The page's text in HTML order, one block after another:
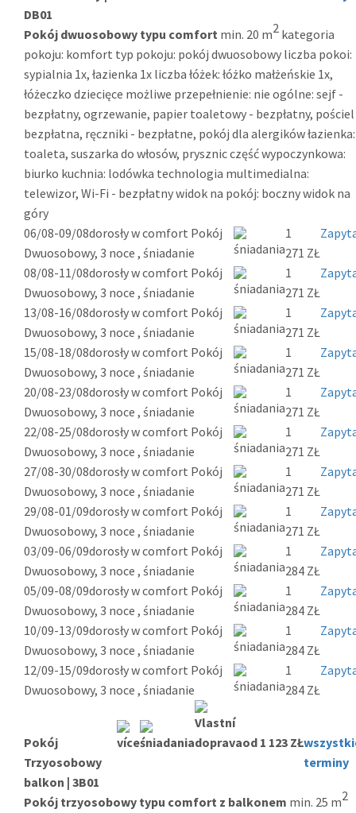
DB01
Pokój dwuosobowy typu comfort min. 20 m2 kategoria
pokoju: komfort typ pokoju: pokój dwuosobowy liczba pokoi:
sypialnia 1x, łazienka 1x liczba łóżek: łóżko małżeńskie 1x,
łóżeczko dziecięce możliwe przepełnienie: nie ogólne: sejf -
bezpłatny, ogrzewanie, papier toaletowy - bezpłatny,
bezpłatna, ręczniki - bezpłatne, pokój dla alergików łazienka:
toaleta, suszarka do włosów, prysznic część wypoczynkowa:
biurko kuchnia: lodówka technologia multimedialna:
telewizor, Wi-Fi - bezpłatny widok na pokój: boczny widok na
góry
06/08-09/08dorosły w comfort Pokój
Dwuosobowy, 3 noce , śniadanie
1
271 ZŁ
08/08-11/08dorosły w comfort Pokój
Dwuosobowy, 3 noce , śniadanie
1
271 ZŁ
13/08-16/08dorosły w comfort Pokój
Dwuosobowy, 3 noce , śniadanie
1
271 ZŁ
15/08-18/08dorosły w comfort Pokój
Dwuosobowy, 3 noce , śniadanie
1
271 ZŁ
20/08-23/08dorosły w comfort Pokój
Dwuosobowy, 3 noce , śniadanie
1
271 ZŁ
22/08-25/08dorosły w comfort Pokój
Dwuosobowy, 3 noce , śniadanie
1
271 ZŁ
27/08-30/08dorosły w comfort Pokój
Dwuosobowy, 3 noce , śniadanie
1
271 ZŁ
29/08-01/09dorosły w comfort Pokój
Dwuosobowy, 3 noce , śniadanie
1
271 ZŁ
03/09-06/09dorosły w comfort Pokój
Dwuosobowy, 3 noce , śniadanie
1
284 ZŁ
05/09-08/09dorosły w comfort Pokój
Dwuosobowy, 3 noce , śniadanie
1
284 ZŁ
10/09-13/09dorosły w comfort Pokój
Dwuosobowy, 3 noce , śniadanie
1
284 ZŁ
12/09-15/09dorosły w comfort Pokój
Dwuosobowy, 3 noce , śniadanie
1
284 ZŁ
Pokój
Trzyosobowy
balkon | 3B01
od 1 123 ZŁ
terminy
Pokój trzyosobowy typu comfort z balkonem min. 25 m2